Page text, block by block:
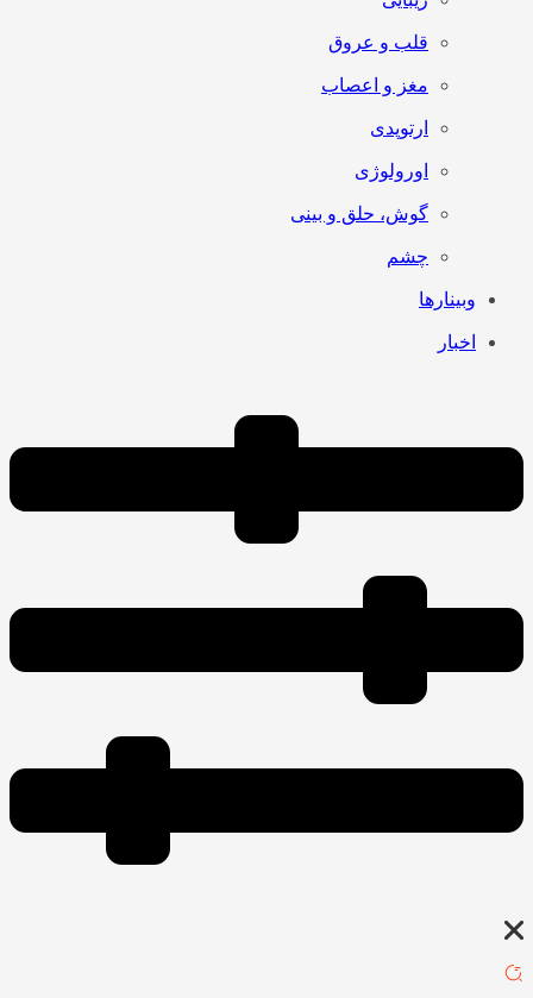
قلب و عروق
مغز و اعصاب
ارتوپدی
اورولوژی
گوش، حلق و بینی
چشم
وبینارها
اخبار